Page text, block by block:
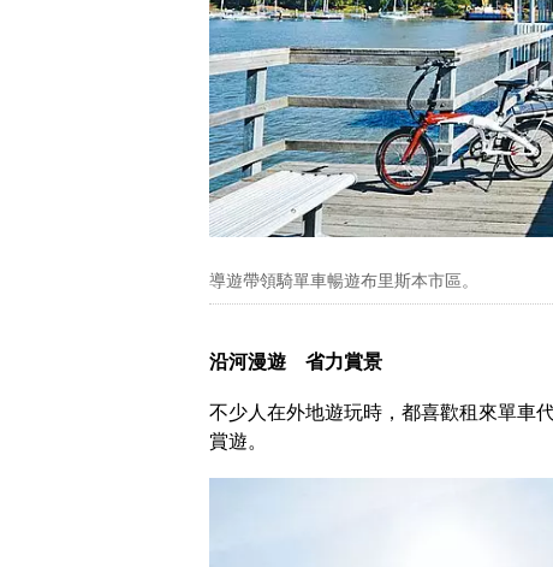
導遊帶領騎單車暢遊布里斯本市區。
沿河漫遊 省力賞景
不少人在外地遊玩時，都喜歡租來單車
賞遊。